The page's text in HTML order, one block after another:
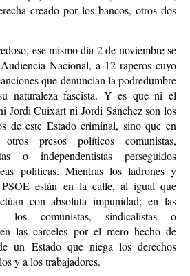
creado por los bancos, otros dos
ese mismo día 2 de noviembre se
Nacional, a 12 raperos cuyo
que denuncian la podredumbre
naturaleza fascista. Y es que ni el
Jordi Cuixart ni Jordi Sánchez son los
de este Estado criminal, sino que en
presos políticos comunistas,
o independentistas perseguidos
políticas. Mientras los ladrones y
están en la calle, al igual que
con absoluta impunidad; en las
los comunistas, sindicalistas o
en las cárceles por el mero hecho de
un Estado que niega los derechos
y a los trabajadores.